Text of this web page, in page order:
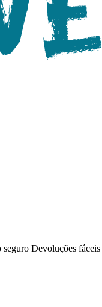
seguro Devoluções fáceis